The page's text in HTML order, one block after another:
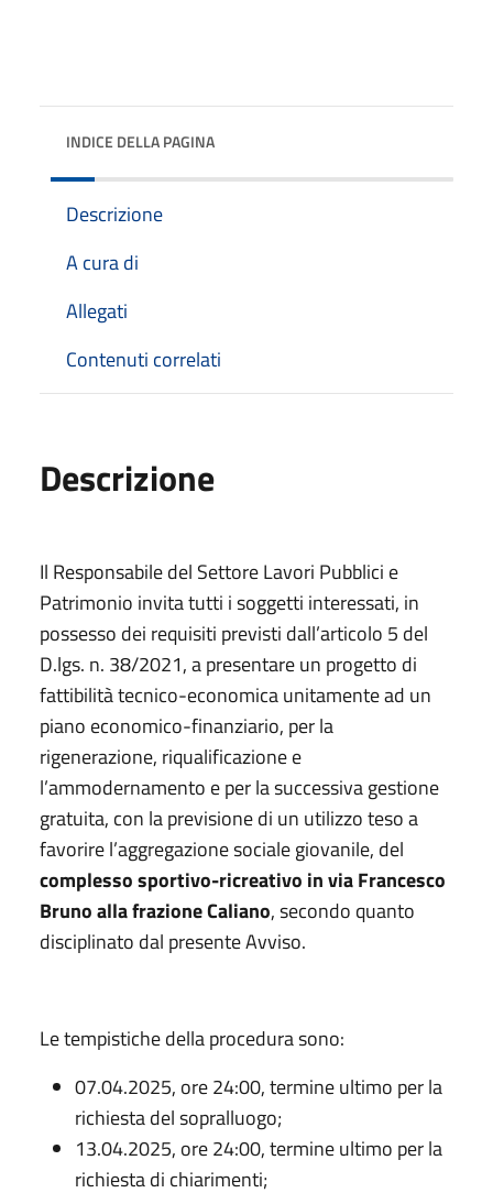
INDICE DELLA PAGINA
Descrizione
A cura di
Allegati
Contenuti correlati
Descrizione
Il Responsabile del Settore Lavori Pubblici e
Patrimonio invita tutti i soggetti interessati, in
possesso dei requisiti previsti dall’articolo 5 del
D.lgs. n. 38/2021, a presentare un progetto di
fattibilità tecnico-economica unitamente ad un
piano economico-finanziario, per la
rigenerazione, riqualificazione e
l’ammodernamento e per la successiva gestione
gratuita, con la previsione di un utilizzo teso a
favorire l’aggregazione sociale giovanile, del
complesso sportivo-ricreativo in via Francesco
Bruno alla frazione Caliano, secondo quanto
disciplinato dal presente Avviso.
Le tempistiche della procedura sono:
07.04.2025, ore 24:00, termine ultimo per la
richiesta del sopralluogo;
13.04.2025, ore 24:00, termine ultimo per la
richiesta di chiarimenti;